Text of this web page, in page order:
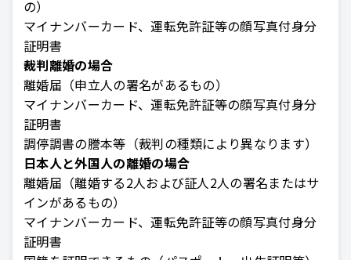
の）
マイナンバーカード、運転免許証等の顔写真付身分
証明書
裁判離婚の場合
離婚届（申立人の署名があるもの）
マイナンバーカード、運転免許証等の顔写真付身分
証明書
調停調書の謄本等（裁判の種類により異なります）
日本人と外国人の離婚の場合
離婚届（離婚する2人および証人2人の署名またはサ
インがあるもの）
マイナンバーカード、運転免許証等の顔写真付身分
証明書